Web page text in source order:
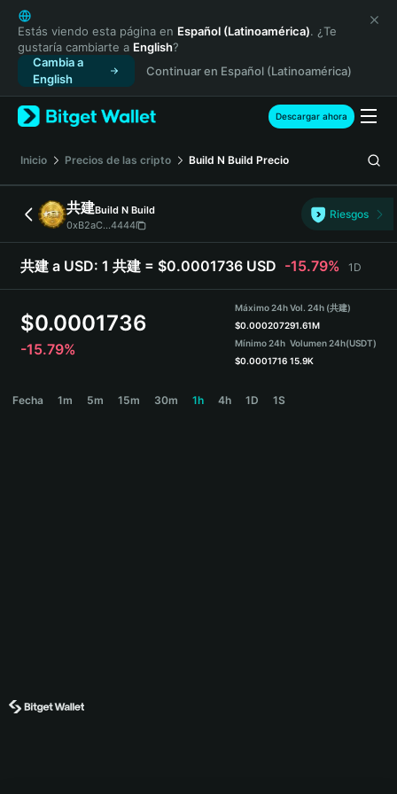
English
日本語
Tiếng Việt
Русский
Español (Latinoamérica)
Türkçe
Français
Deutsch
简体中文
繁體中文
Português (Portugal)
Bahasa Indonesia
ภาษาไทย
Español
Español (Argentina)
Estás viendo esta página en Español (Latinoamérica). ¿Te
gustaría cambiarte a English?
Cambia a
English
Continuar en Español (Latinoamérica)
Descargar ahora
Inicio Precios de las cripto Build N Build Precio
共建Build N Build
0xB2aC...4444
Riesgos
共建 a USD: 1 共建 = $0.0001736 USD -15.79% 1D
$0.0001736
-15.79%
Máximo 24h
$0.0002072
Mínimo 24h
$0.0001716
Vol. 24h (共建)
91.61M
Volumen 24h(USDT)
15.9K
Fecha 1m 5m 15m 30m 1h 4h 1D 1S